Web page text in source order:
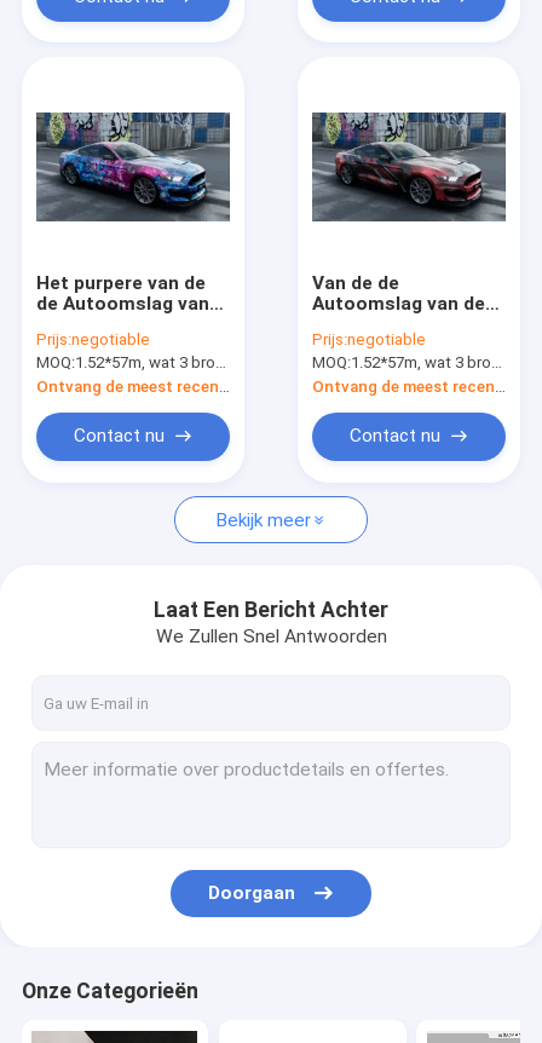
Het purpere van de
de Autoomslag van
Digitale Druk de
Filmkleur Veranderen
Prijs:negotiable
MOQ:1.52*57m, wat 3 broodjes van 1.52*19m betekent
Contact nu
Van de de
Autoomslag van de
Digitale Druk
VinylVrije Luchtbel
Prijs:negotiable
MOQ:1.52*57m, wat 3 broodjes van 1.52*19m betekent
Contact nu
Bekijk meer
Laat Een Bericht Achter
We Zullen Snel Antwoorden
Doorgaan
Onze Categorieën